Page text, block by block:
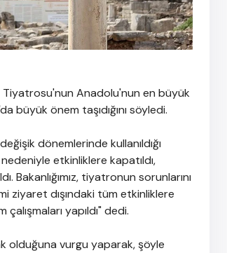
Tiyatrosu'nun Anadolu'nun en büyük
büyük önem taşıdığını söyledi.
dönemlerinde kullanıldığı
etkinliklere kapatıldı,
Bakanlığımız, tiyatronun sorunlarını
ziyaret dışındaki tüm etkinliklere
yapıldı" dedi.
olduğuna vurgu yaparak, şöyle